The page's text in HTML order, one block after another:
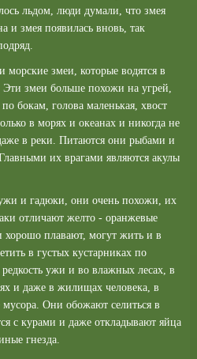
льдом, люди думали, что змея
и змея появилась вновь, так
морские змеи, которые водятся в
змеи больше похожи на угрей,
бокам, голова маленькая, хвост
в морях и океанах и никогда не
в реки. Питаются они рыбами и
их врагами являются акулы
и гадюки, они очень похожи, их
отличают желто - оранжевые
плавают, могут жить и в
в густых кустарниках по
ужи и во влажных лесах, в
и даже в жилищах человека, в
Они обожают селиться в
с курами и даже откладывают яйца
гнезда.